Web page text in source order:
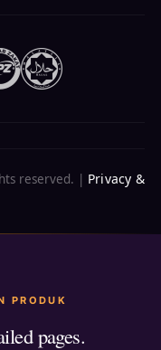
reserved. | Privacy &
PRODUK
pages.